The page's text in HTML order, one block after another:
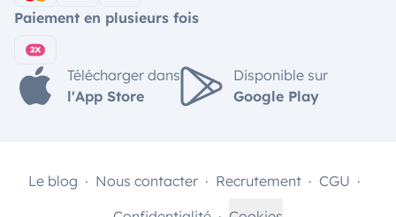
Paiement en plusieurs fois
Télécharger dans
l'App Store
Disponible sur
Google Play
Le blog Nous contacter Recrutement
CGU